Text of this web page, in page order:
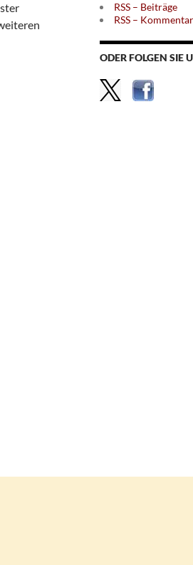
RSS – Beiträge
RSS –
ODER FOLGEN SIE